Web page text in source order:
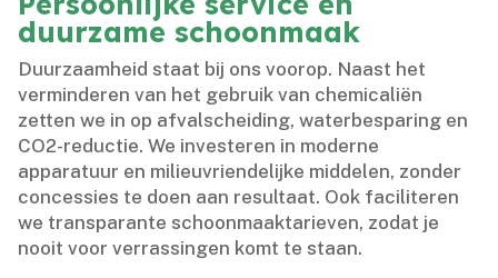
duurzame schoonmaak
Duurzaamheid staat bij ons voorop.​ Naast het
verminderen van het gebruik van chemicaliën
zetten we in op afvalscheiding, waterbesparing en
CO2-reductie.​ We investeren in moderne
apparatuur en milieuvriendelijke middelen, zonder
concessies te doen aan resultaat.​ Ook faciliteren
we transparante schoonmaaktarieven, zodat je
nooit voor verrassingen komt te staan.​